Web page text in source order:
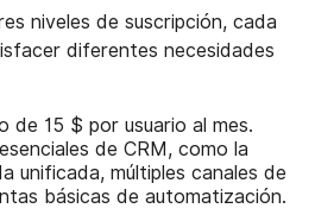
niveles de suscripción, cada
diferentes necesidades
de 15 $ por usuario al mes.
de CRM, como la
unificada, múltiples canales de
básicas de automatización.